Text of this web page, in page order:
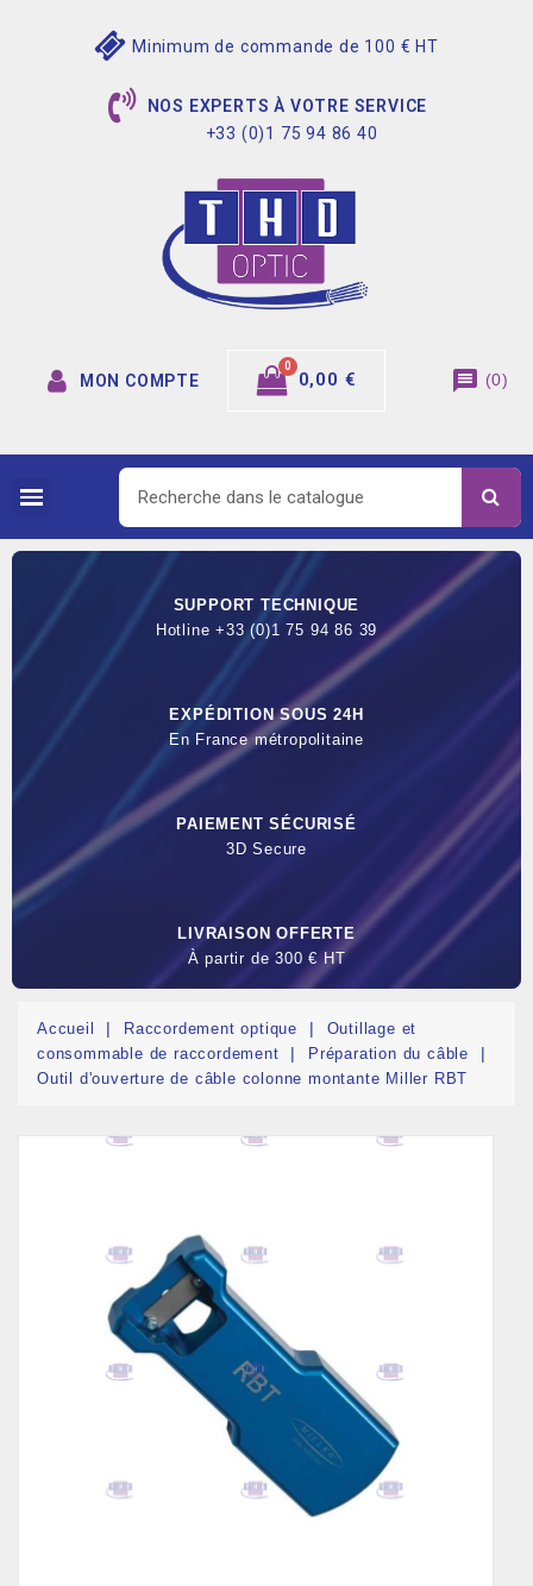
Minimum de commande de 100 € HT
NOS EXPERTS À VOTRE SERVICE
+33 (0)1 75 94 86 40
MON COMPTE 0,00 € message (0)
SUPPORT TECHNIQUE
Hotline +33 (0)1 75 94 86 39
EXPÉDITION SOUS 24H
En France métropolitaine
PAIEMENT SÉCURISÉ
3D Secure
LIVRAISON OFFERTE
À partir de 300 € HT
Accueil Raccordement optique
Outillage et
consommable de raccordement
Préparation du câble
Outil d'ouverture de câble colonne montante Miller RBT